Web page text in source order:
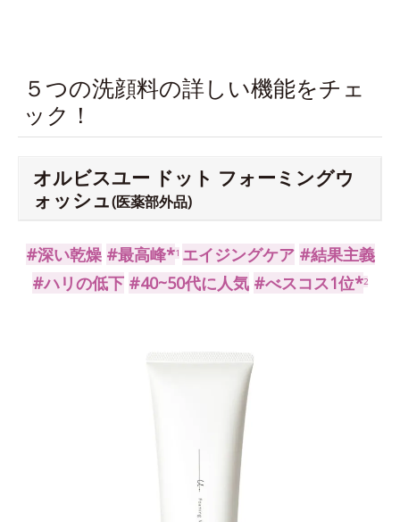
５つの洗顔料の詳しい機能をチェ
ック！
オルビスユー ドット フォーミングウ
ォッシュ(医薬部外品)
#深い乾燥 #最高峰*1 エイジングケア #結果主義
#ハリの低下 #40~50代に人気 #べスコス1位*2